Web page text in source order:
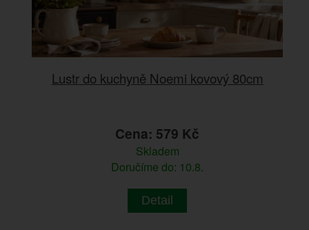
Lustr do kuchyně Noemi kovový 80cm
Cena: 579 Kč
Skladem
Doručíme do: 10.8.
Detail